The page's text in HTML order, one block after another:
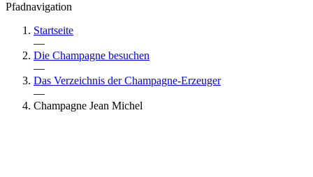
Pfadnavigation
Startseite
—
Die Champagne besuchen
—
Das Verzeichnis der Champagne-Erzeuger
—
Champagne Jean Michel